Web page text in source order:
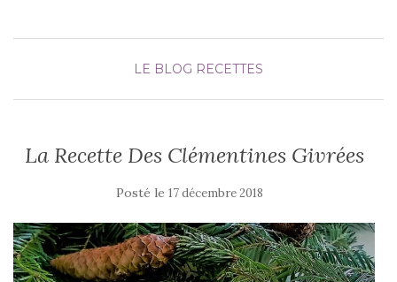
LE BLOG RECETTES
La Recette Des Clémentines Givrées
Posté le 17 décembre 2018